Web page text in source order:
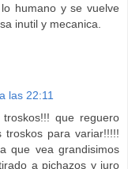
humano y se vuelve
inutil y mecanica.
las 22:11
troskos!!! que reguero
para variar!!!!!
que vea grandisimos
a pichazos y juro